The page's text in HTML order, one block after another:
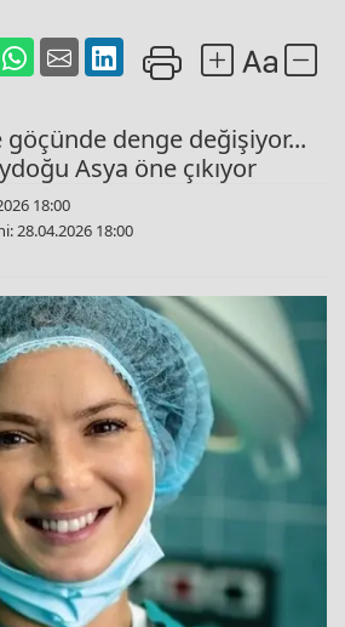
denge değişiyor...
Asya öne çıkıyor
18:00
28.04.2026 18:00